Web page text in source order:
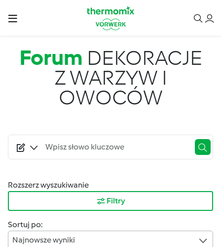
Forum DEKORACJE
Z WARZYW I
OWOCÓW
Rozszerz wyszukiwanie
Filtry
Sortuj po:
Najnowsze wyniki